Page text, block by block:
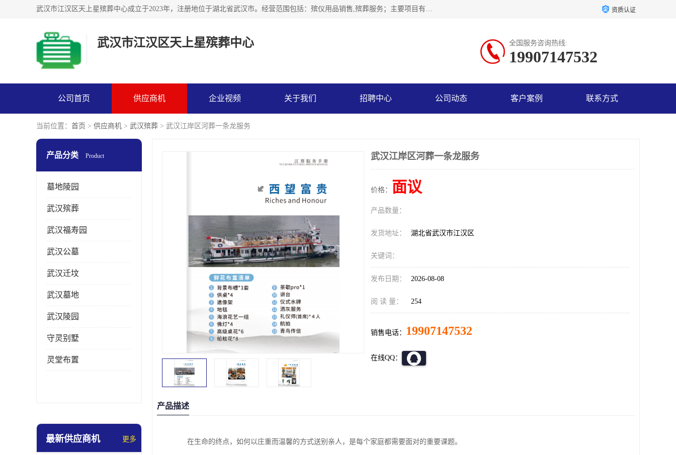
武汉市江汉区天上星殡葬中心成立于2023年，注册地位于湖北省武汉市。经营范围包括：殡仪用品销售,殡葬服务；主要项目有：穿衣服，寿衣，西服，现代装，灵堂布置，遗像，灵棚，乐队，化妆，遗体告别厅，守灵别墅，遗体托运，墓地代理低价出售。 资质认证
武汉市江汉区天上星殡葬中心 全国服务咨询热线:
19907147532
公司首页 供应商机 企业视频 关于我们 招聘中心 公司动态 客户案例 联系方式
当前位置： 首页 > 供应商机 > 武汉殡葬 > 武汉江岸区河葬一条龙服务
产品分类 Product
墓地陵园
武汉殡葬
武汉福寿园
武汉公墓
武汉迁坟
武汉墓地
武汉陵园
守灵别墅
灵堂布置
最新供应商机 更多
武汉江岸区河葬一条龙服务
价格： 面议
产品数量：
发货地址： 湖北省武汉市江汉区
关键词：
发布日期： 2026-08-08
阅 读 量： 254
销售电话： 19907147532
在线QQ：
产品描述
在生命的终点，如何以庄重而温馨的方式送别亲人，是每个家庭都需要面对的重要课题。